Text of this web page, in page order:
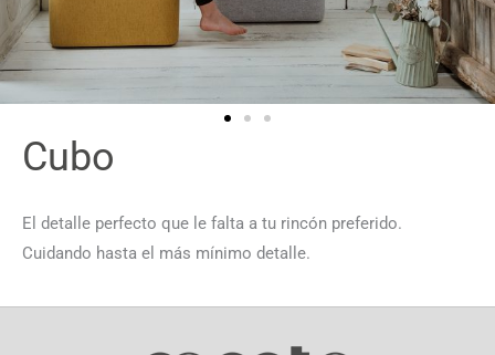
Cubo
El detalle perfecto que le falta a tu rincón preferido.
Cuidando hasta el más mínimo detalle.